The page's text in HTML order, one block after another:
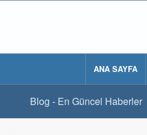
ANA SAYFA
Blog - En Güncel Haberler